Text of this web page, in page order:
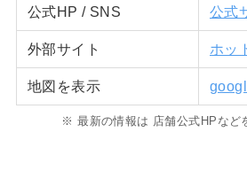
公式HP / SNS 公式
外部サイト ホッ
地図を表示
※ 最新の情報は 店舗公式HPなど